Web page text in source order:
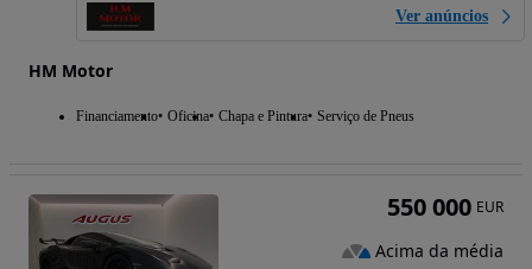
Ver anúncios
HM Motor
Financiamento Oficina Chapa e Pintura Serviço de Pneus
550 000 EUR
Acima da média